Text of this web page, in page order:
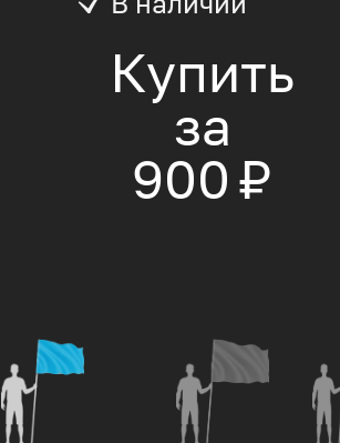
Купить
за
900 ₽